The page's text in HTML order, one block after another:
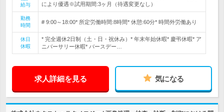
給与
により優遇※試用期間:3ヶ月（待遇変更なし）
勤務
時間
# 9:00～18:00* 所定労働時間:8時間* 休憩:60分* 時間外労働あり
休日
休暇
* 完全週休2日制（土・日・祝休み）* 年末年始休暇* 慶弔休暇* ア
ニバーサリー休暇* バースデー…
求人詳細を見る 気になる